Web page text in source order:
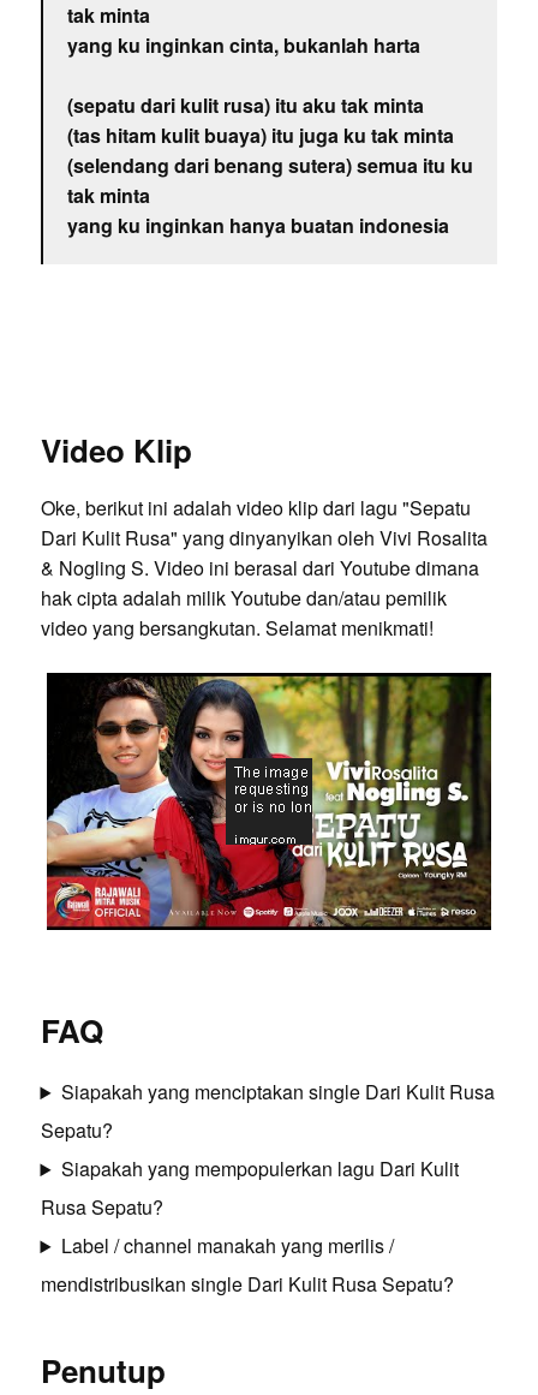
tak minta
yang ku inginkan cinta, bukanlah harta
(sepatu dari kulit rusa) itu aku tak minta
(tas hitam kulit buaya) itu juga ku tak minta
(selendang dari benang sutera) semua itu ku
tak minta
yang ku inginkan hanya buatan indonesia
Video Klip
Oke, berikut ini adalah video klip dari lagu "Sepatu
Dari Kulit Rusa" yang dinyanyikan oleh Vivi Rosalita
& Nogling S. Video ini berasal dari Youtube dimana
hak cipta adalah milik Youtube dan/atau pemilik
video yang bersangkutan. Selamat menikmati!
FAQ
Siapakah yang menciptakan single Dari Kulit Rusa
Sepatu?
Siapakah yang mempopulerkan lagu Dari Kulit
Rusa Sepatu?
Label / channel manakah yang merilis /
mendistribusikan single Dari Kulit Rusa Sepatu?
Penutup